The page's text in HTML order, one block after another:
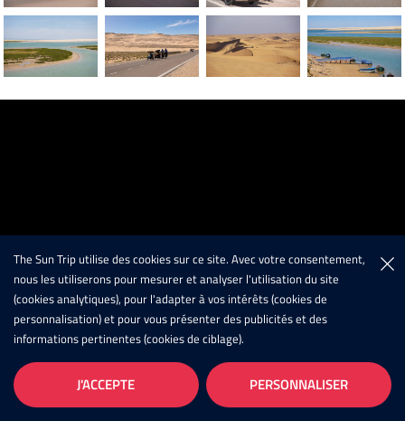
The Sun Trip utilise des cookies sur ce site. Avec votre consentement,
nous les utiliserons pour mesurer et analyser l'utilisation du site
(cookies analytiques), pour l'adapter à vos intérêts (cookies de
personnalisation) et pour vous présenter des publicités et des
informations pertinentes (cookies de ciblage).
J'ACCEPTE PERSONNALISER